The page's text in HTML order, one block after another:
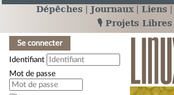
Dépêches Journaux Liens
🎙️ Projets Libres
Se connecter
Identifiant
Mot de passe